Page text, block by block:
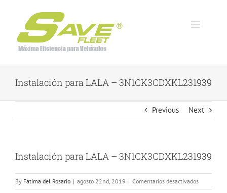
content
Instalación para LALA – 3N1CK3CDXKL231939
Previous Next
Instalación para LALA – 3N1CK3CDXKL231939
By Fatima del Rosario | agosto 22nd, 2019 | Comentarios desactivadosen
Instalación